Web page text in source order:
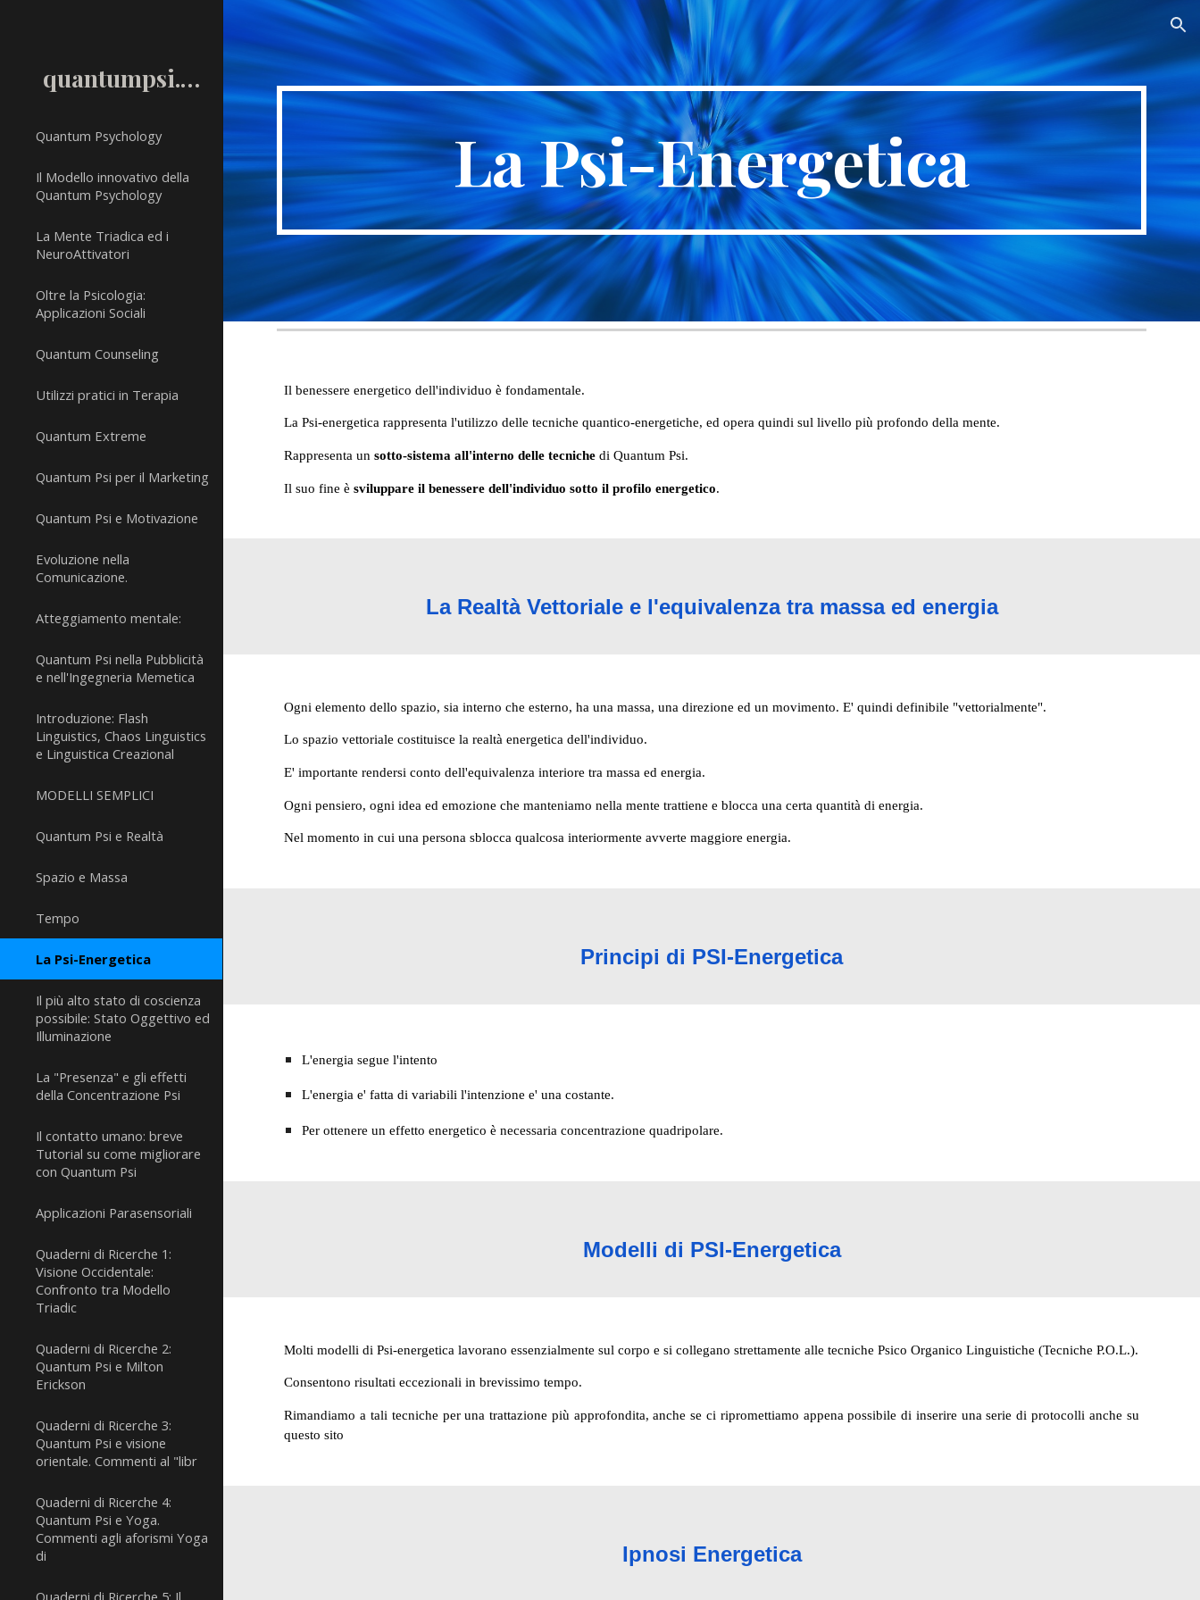
Skip to main content Skip to navigation
quantumpsi.com
Quantum Psychology
Il Modello innovativo della
Quantum Psychology
La Mente Triadica ed i
NeuroAttivatori
Oltre la Psicologia:
Applicazioni Sociali
Quantum Counseling
Utilizzi pratici in Terapia
Quantum Extreme
Quantum Psi per il Marketing
Quantum Psi e Motivazione
Evoluzione nella
Comunicazione.
Atteggiamento mentale:
Quantum Psi nella Pubblicità
e nell'Ingegneria Memetica
Introduzione: Flash
Linguistics, Chaos Linguistics
e Linguistica Creazional
MODELLI SEMPLICI
Quantum Psi e Realtà
Spazio e Massa
Tempo
La Psi-Energetica
Il più alto stato di coscienza
possibile: Stato Oggettivo ed
Illuminazione
La "Presenza" e gli effetti
della Concentrazione Psi
Il contatto umano: breve
Tutorial su come migliorare
con Quantum Psi
Applicazioni Parasensoriali
Quaderni di Ricerche 1:
Visione Occidentale:
Confronto tra Modello
Triadic
Quaderni di Ricerche 2:
Quantum Psi e Milton
Erickson
Quaderni di Ricerche 3:
Quantum Psi e visione
orientale. Commenti al "libr
Quaderni di Ricerche 4:
Quantum Psi e Yoga.
Commenti agli aforismi Yoga
di
Quaderni di Ricerche 5: Il
La Psi-Energetica
Il benessere energetico dell'individuo è fondamentale.
La Psi-energetica rappresenta l'utilizzo delle tecniche quantico-energetiche, ed opera quindi sul livello più profondo della mente.
Rappresenta unsotto-sistema all'interno delle tecniche di Quantum Psi.
Il suo fine èsviluppare il benessere dell'individuo sotto il profilo energetico.
La Realtà Vettoriale e l'equivalenza tra massa ed energia
Ogni elemento dello spazio, sia interno che esterno, ha una massa, una direzione ed un movimento. E' quindi definibile "vettorialmente".
Lo spazio vettoriale costituisce la realtà energetica dell'individuo.
E' importante rendersi conto dell'equivalenza interiore tra massa ed energia.
Ogni pensiero, ogni idea ed emozione che manteniamo nella mente trattiene e blocca una certa quantità di energia.
Nel momento in cui una persona sblocca qualcosa interiormente avverte maggiore energia.
Principi di PSI-Energetica
L'energia segue l'intento
L'energia e' fatta di variabili l'intenzione e' una costante.
Per ottenere un effetto energetico è necessaria concentrazione quadripolare.
Modelli di PSI-Energetica
Molti modelli di Psi-energetica lavorano essenzialmente sul corpo e si collegano strettamente alle tecniche Psico Organico Linguistiche (Tecniche P.O.L.).
Consentono risultati eccezionali in brevissimo tempo.
Rimandiamo a tali tecniche per una trattazione più approfondita, anche se ci ripromettiamo appena possibile di inserire una serie di protocolli anche su
questo sito
Ipnosi Energetica